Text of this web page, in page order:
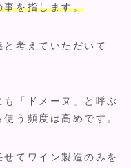
事を指します。
考えていただいて
「ドメーヌ」と呼ぶ
う頻度は高めです。
てワイン製造のみを